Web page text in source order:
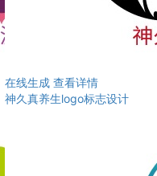
在线生成 查看详情
神久真养生logo标志设计